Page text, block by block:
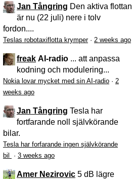
Jan Tångring Den aktiva flottan
är nu (22 juli) nere i tolv
fordon....
Teslas robotaxiflotta krymper· 2 weeks ago
freak AI-radio ... att anpassa
kodning och modulering...
Nokia lovar mycket med sin AI-radio · 2
weeks ago
Jan Tångring Tesla har
fortfarande noll självkörande
bilar.
Tesla har forfarande ingen självkörande
bil
· 3 weeks ago
Amer Nezirovic 5 dB lägre